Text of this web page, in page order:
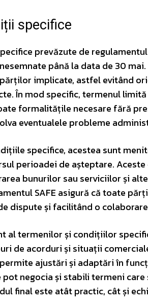
specifice
prevăzute de
până la data de 30
implicate, astfel evitând
În mod specific, termenul
formalitățile necesare fără
eventualele probleme
specifice, acestea sunt
perioadei de așteptare.
bunurilor sau serviciilor și
SAFE asigură că toate
dispute și facilitând o
al termenilor și condițiilor
de acorduri și situații
ajustări și adaptări în
negocia și stabili termeni
final este atât practic, cât și